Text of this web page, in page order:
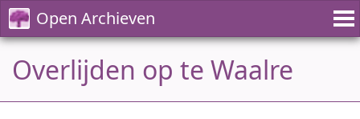
Open Archieven
Overlijden op te Waalre